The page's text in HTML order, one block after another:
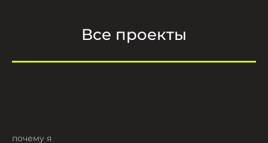
Все проекты
почему я